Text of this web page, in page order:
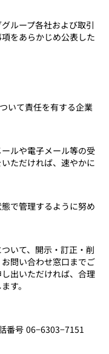
ループ各社および取引
をあらかじめ公表した
いて責任を有する企業
ルや電子メール等の受
ただければ、速やかに
で管理するように努め
いて、開示・訂正・削
問い合わせ窓口までご
出いただければ、合理
す。
番号 06−6303−7151